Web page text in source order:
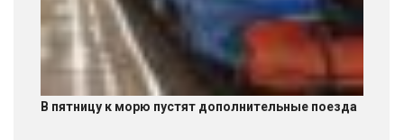
В пятницу к морю пустят дополнительные поезда